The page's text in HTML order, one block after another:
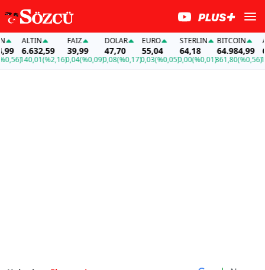
ALTIN
6.632,59
140,01(%2,16)
FAİZ
39,99
0,04(%0,09)
DOLAR
47,70
0,08(%0,17)
EURO
55,04
0,03(%0,05)
STERLIN
64,18
0,00(%0,01)
BITCOIN
64.984,99
361,80(%0,56)